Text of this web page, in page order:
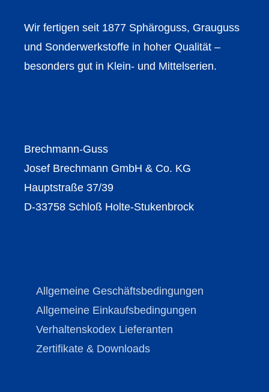
Wir fertigen seit 1877 Sphäroguss, Grauguss
und Sonderwerkstoffe in hoher Qualität –
besonders gut in Klein- und Mittelserien.
Brechmann-Guss
Josef Brechmann GmbH & Co. KG
Hauptstraße 37/39
D-33758 Schloß Holte-Stukenbrock
Allgemeine Geschäftsbedingungen
Allgemeine Einkaufsbedingungen
Verhaltenskodex Lieferanten
Zertifikate & Downloads